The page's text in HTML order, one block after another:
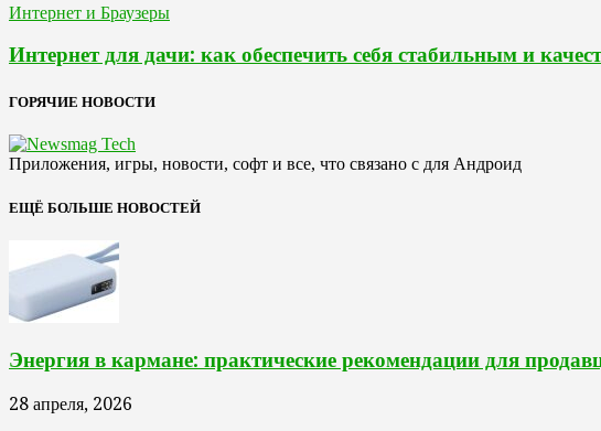
Интернет и Браузеры
Интернет для дачи: как обеспечить себя стабильным и
ГОРЯЧИЕ НОВОСТИ
Приложения, игры, новости, софт и все, что связано с для Андроид
ЕЩЁ БОЛЬШЕ НОВОСТЕЙ
Энергия в кармане: практические рекомендации для
28 апреля, 2026